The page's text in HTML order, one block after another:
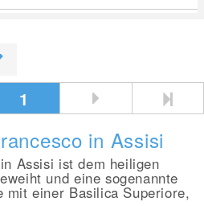
1
in Assisi
Assisi ist dem heiligen
und eine sogenannte
mit einer Basilica Superiore,